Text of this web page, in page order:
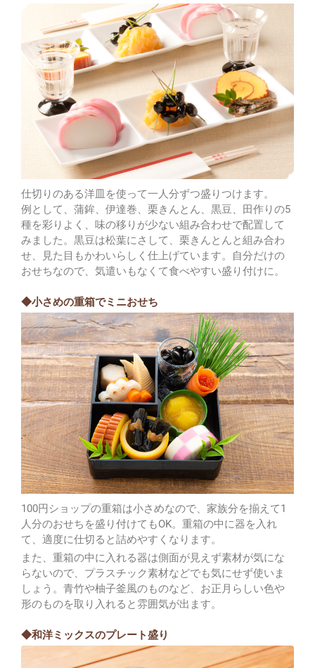
仕切りのある洋皿を使って一人分ずつ盛りつけます。
例として、蒲鉾、伊達巻、栗きんとん、黒豆、田作りの5
種を彩りよく、味の移りが少ない組み合わせで配置して
みました。黒豆は松葉にさして、栗きんとんと組み合わ
せ、見た目もかわいらしく仕上げています。自分だけの
おせちなので、気遣いもなくて食べやすい盛り付けに。
◆小さめの重箱でミニおせち
100円ショップの重箱は小さめなので、家族分を揃えて1
人分のおせちを盛り付けてもOK。重箱の中に器を入れ
て、適度に仕切ると詰めやすくなります。
また、重箱の中に入れる器は側面が見えず素材が気にな
らないので、プラスチック素材などでも気にせず使いま
しょう。青竹や柚子釜風のものなど、お正月らしい色や
形のものを取り入れると雰囲気が出ます。
◆和洋ミックスのプレート盛り